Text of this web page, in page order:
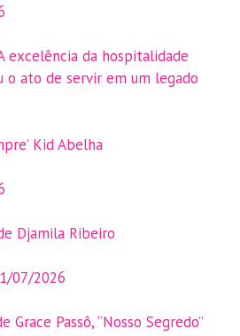
excelência da hospitalidade
o ato de servir em um legado
Kid Abelha
Djamila Ribeiro
07/2026
Grace Passô, “Nosso Segredo”